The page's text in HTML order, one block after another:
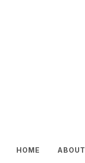
HOME ABOUT